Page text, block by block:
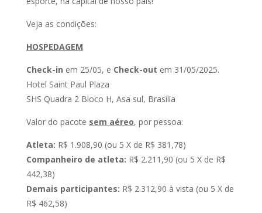
Veja as condições:
HOSPEDAGEM
Check-in em 25/05, e Check-out em 31/05/2025.
Hotel Saint Paul Plaza
SHS Quadra 2 Bloco H, Asa sul, Brasília
Valor do pacote sem aéreo, por pessoa:
Atleta: R$ 1.908,90 (ou 5 X de R$ 381,78)
Companheiro de atleta: R$ 2.211,90 (ou 5 X de R$
442,38)
Demais participantes: R$ 2.312,90 à vista (ou 5 X de
R$ 462,58)